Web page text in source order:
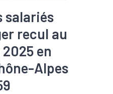
salariés
recul au
en
Alpes